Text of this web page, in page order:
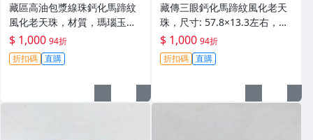
藏區高油包漿線珠鈣化馬蹄紋
風化老天珠，材質，瑪瑙玉
髓，尺寸：49.4×13左 天珠 瑪
瑙 硃砂【德寶齋】408
$ 1,000 94折
折扣碼 直購
藏傳三眼鈣化馬蹄紋風化老天
珠，尺寸: 57.8×13.3左右，材
質：瑪瑙，玉髓， 天珠 瑪瑙
硃砂【德寶齋】407
$ 1,000 94折
折扣碼 直購